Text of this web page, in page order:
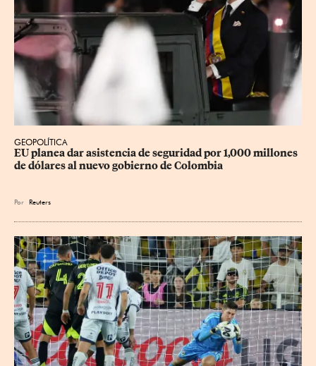
GEOPOLÍTICA
EU planea dar asistencia de seguridad por 1,000 millones
de dólares al nuevo gobierno de Colombia
Por Reuters